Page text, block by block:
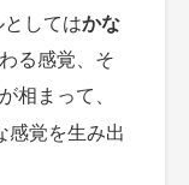
してはかな
る感覚、そ
相まって、
感覚を生み出